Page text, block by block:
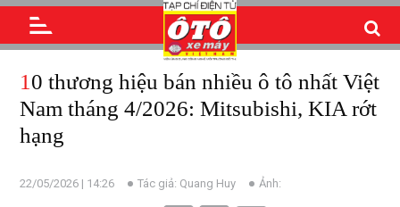
10 thương hiệu bán nhiều ô tô nhất Việt
Nam tháng 4/2026: Mitsubishi, KIA rớt
hạng
22/05/2026 | 14:26 Tác giả: Quang Huy Ảnh: